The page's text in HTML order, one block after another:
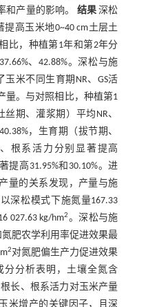
和产量的影响。 结果 深松
提高玉米地0~40 cm土层土
比，种植第1年和第2年分
、42.88%。深松与施
玉米不同生育期NR、GS活
量。与对照相比，种植第1
期、灌浆期）平均NR、
，生育期（拔节期、
根系活力分别显著提高
提高31.95%和30.10%。进
量的关系发现，产量与施
深松模式下施氮量167.33
027.63 kg/hm2。深松与施
肥农学利用率促进效果最
2对氮肥偏生产力促进效果
分析表明，土壤全氮含
根长、根系活力对玉米产量
米增产的关键因子，且深